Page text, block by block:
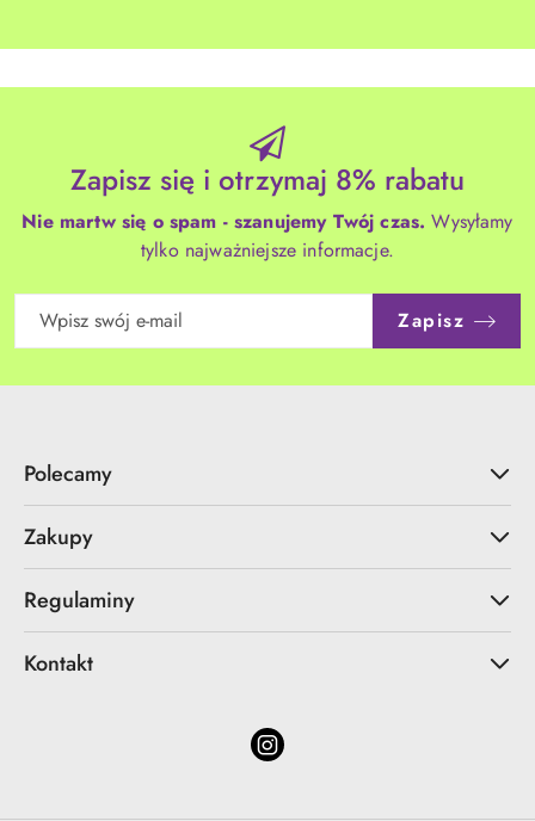
Zapisz się i otrzymaj 8% rabatu
Nie martw się o spam - szanujemy Twój czas. Wysyłamy
tylko najważniejsze informacje.
Zapisz
Polecamy
Zakupy
Regulaminy
Kontakt